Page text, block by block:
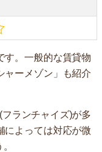
す。一般的な賃貸物
ャーメゾン」も紹介
ランチャイズ)が多
によっては対応が微